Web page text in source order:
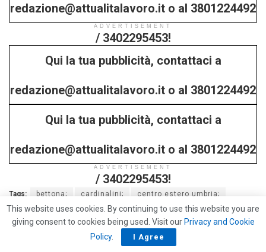
redazione@attualitalavoro.it o al 3801224492
/ 3402295453!
ADVERTISEMENT
Qui la tua pubblicità, contattaci a
redazione@attualitalavoro.it o al 3801224492
/ 3402295453!
Qui la tua pubblicità, contattaci a
redazione@attualitalavoro.it o al 3801224492
/ 3402295453!
ADVERTISEMENT
Tags: bettona; cardinalini; centro estero umbria;
export; lorena antoniazzi; promocamera;
sistema moda italia; smi; spello; tessitura brozzetti;
This website uses cookies. By continuing to use this website you are
giving consent to cookies being used. Visit our Privacy and Cookie
Policy. I Agree